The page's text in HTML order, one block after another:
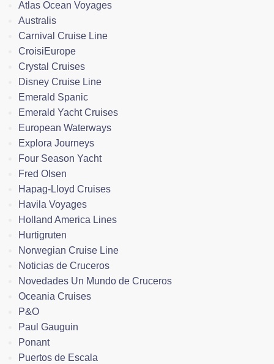
Atlas Ocean Voyages
Australis
Carnival Cruise Line
CroisiEurope
Crystal Cruises
Disney Cruise Line
Emerald Spanic
Emerald Yacht Cruises
European Waterways
Explora Journeys
Four Season Yacht
Fred Olsen
Hapag-Lloyd Cruises
Havila Voyages
Holland America Lines
Hurtigruten
Norwegian Cruise Line
Noticias de Cruceros
Novedades Un Mundo de Cruceros
Oceania Cruises
P&O
Paul Gauguin
Ponant
Puertos de Escala